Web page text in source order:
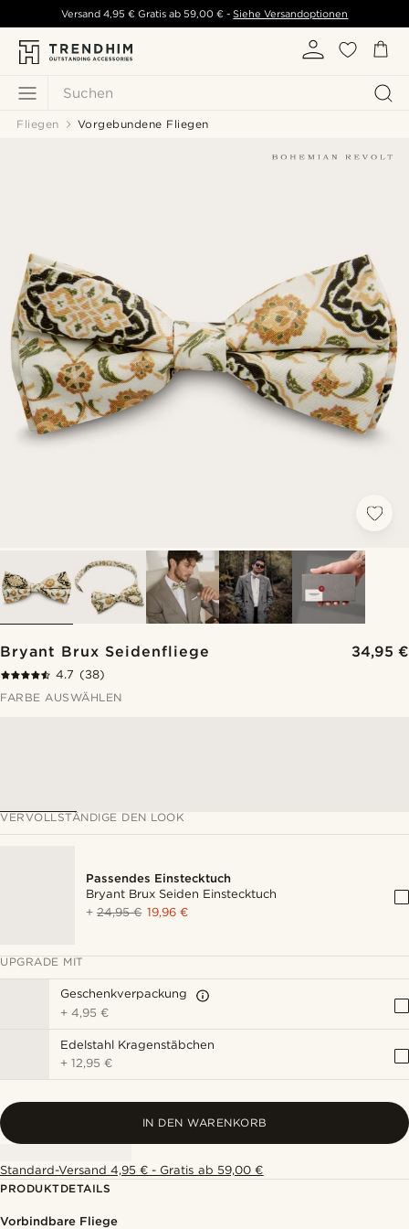
Suchen
Versand 4,95 € Gratis ab 59,00 € - Siehe Versandoptionen
Fliegen Vorgebundene Fliegen
Bryant Brux Seidenfliege 34,95 €
4.7 (38)
FARBE AUSWÄHLEN
VERVOLLSTÄNDIGE DEN LOOK
Passendes Einstecktuch
Bryant Brux Seiden Einstecktuch
+24,95 € 19,96 €
UPGRADE MIT
Geschenkverpackung
+4,95 €
Edelstahl Kragenstäbchen
+12,95 €
IN DEN WARENKORB
Standard-Versand 4,95 € - Gratis ab 59,00 €
PRODUKTDETAILS
Vorbindbare Fliege